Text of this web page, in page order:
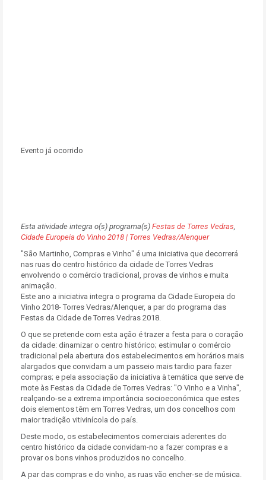
Evento já ocorrido
Esta atividade integra o(s) programa(s) Festas de Torres Vedras,
Cidade Europeia do Vinho 2018 | Torres Vedras/Alenquer
"São Martinho, Compras e Vinho" é uma iniciativa que decorrerá
nas ruas do centro histórico da cidade de Torres Vedras
envolvendo o comércio tradicional, provas de vinhos e muita
animação.
Este ano a iniciativa integra o programa da Cidade Europeia do
Vinho 2018- Torres Vedras/Alenquer, a par do programa das
Festas da Cidade de Torres Vedras 2018.
O que se pretende com esta ação é trazer a festa para o coração
da cidade: dinamizar o centro histórico; estimular o comércio
tradicional pela abertura dos estabelecimentos em horários mais
alargados que convidam a um passeio mais tardio para fazer
compras; e pela associação da iniciativa à temática que serve de
mote às Festas da Cidade de Torres Vedras: "O Vinho e a Vinha",
realçando-se a extrema importância socioeconómica que estes
dois elementos têm em Torres Vedras, um dos concelhos com
maior tradição vitivinícola do país.
Deste modo, os estabelecimentos comerciais aderentes do
centro histórico da cidade convidam-no a fazer compras e a
provar os bons vinhos produzidos no concelho.
A par das compras e do vinho, as ruas vão encher-se de música.